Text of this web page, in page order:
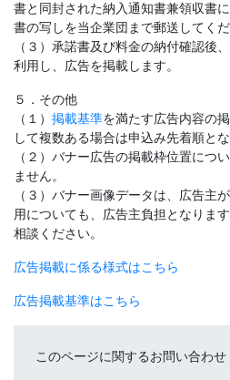
書と同封された納入通知書兼領収書
書の写しを当企業団まで郵送してくだ
（３）承諾書及び料金の納付確認後
利用し、広告を掲載します。
５．その他
（１） 掲載基準を満たす広告内容の
して複数ある場合は申込み先着順とな
（２）バナー広告の掲載枠位置につ
ません。
（３）バナー画像データは、広告主
用についても、広告主負担となりま
相談ください。
広告掲載に係る様式はこちら
広告掲載基準はこちら
このページに関するお問い合わせ